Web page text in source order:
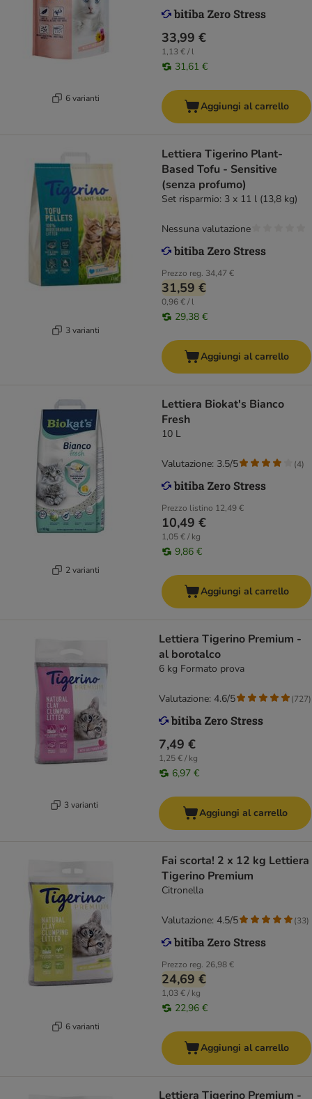
6 varianti
33,99 €
1,13 € / l
31,61 €
Aggiungi al carrello
3 varianti
Lettiera Tigerino Plant-
Based Tofu - Sensitive
(senza profumo)
Set risparmio: 3 x 11 l (13,8 kg)
Prezzo reg. 34,47 €
31,59 €
0,96 € / l
29,38 €
Nessuna valutazione
Aggiungi al carrello
2 varianti
Lettiera Biokat's Bianco
Fresh
10 L
Prezzo listino 12,49 €
10,49 €
1,05 € / kg
9,86 €
Valutazione: 3.5/5 (4)
Aggiungi al carrello
3 varianti
Lettiera Tigerino Premium -
al borotalco
6 kg Formato prova
7,49 €
1,25 € / kg
6,97 €
Valutazione: 4.6/5 (727)
Aggiungi al carrello
6 varianti
Fai scorta! 2 x 12 kg Lettiera
Tigerino Premium
Citronella
Prezzo reg. 26,98 €
24,69 €
1,03 € / kg
22,96 €
Valutazione: 4.5/5 (33)
Aggiungi al carrello
Lettiera Tigerino Premium -